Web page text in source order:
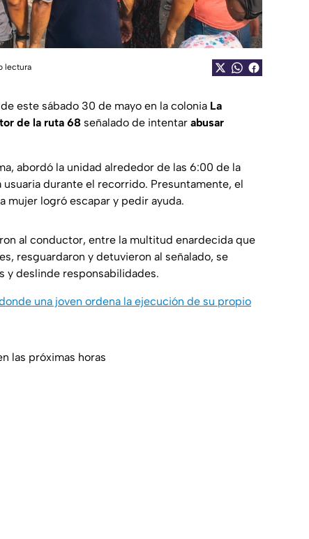
lectura
este sábado 30 de mayo en la colonia La
de la ruta 68 señalado de intentar abusar
abordó la unidad alrededor de las 6:00 de la
usuaria durante el recorrido. Presuntamente, el
mujer logró escapar y pedir ayuda.
al conductor, entre la multitud enardecida que
resguardaron y detuvieron al señalado, se
y deslinde responsabilidades.
una joven ordena la ejecución de su propio
las próximas horas